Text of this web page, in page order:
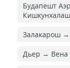
Будапешт
Кишкунхалаш
Залакарош
Дьер → Вена